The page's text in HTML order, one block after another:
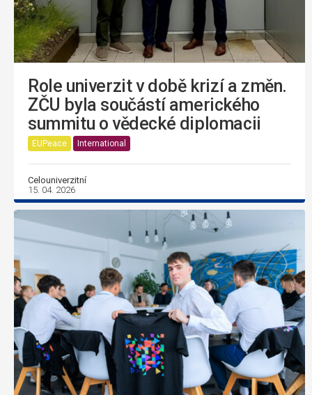
Role univerzit v době krizí a změn.
ZČU byla součástí amerického
summitu o vědecké diplomacii
EUPeace International
Celouniverzitní
15. 04. 2026